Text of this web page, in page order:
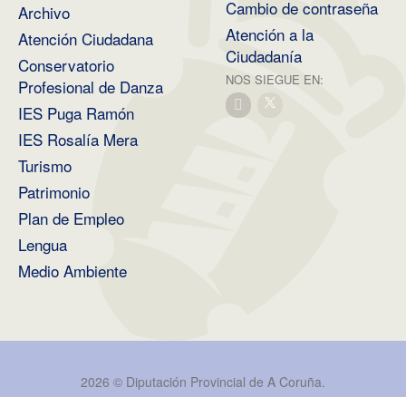
Archivo
Atención Ciudadana
Conservatorio
Profesional de Danza
IES Puga Ramón
IES Rosalía Mera
Turismo
Patrimonio
Plan de Empleo
Lengua
Medio Ambiente
Cambio de contraseña
Atención a la
Ciudadanía
NOS SIEGUE EN:
2026 © Diputación Provincial de A Coruña.